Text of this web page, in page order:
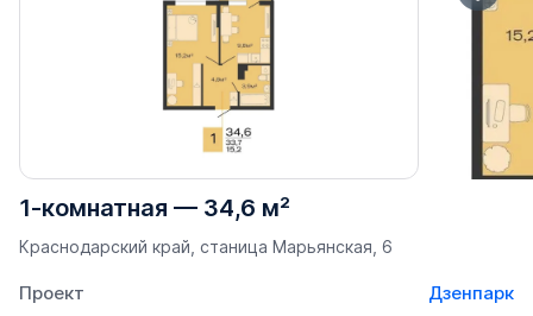
1-комнатная — 34,6 м²
Краснодарский край, станица Марьянская, 6
Проект
Дзенпарк